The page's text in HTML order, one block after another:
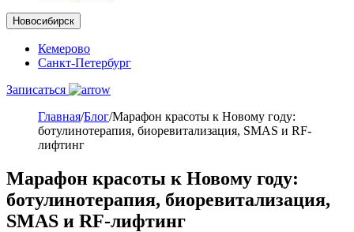
Новосибирск
Кемерово
Санкт-Петербург
Записаться
Главная/Блог/Марафон красоты к Новому году:
ботулинотерапия, биоревитализация, SMAS и RF-
лифтинг
Марафон красоты к Новому году:
ботулинотерапия, биоревитализация,
SMAS и RF-лифтинг